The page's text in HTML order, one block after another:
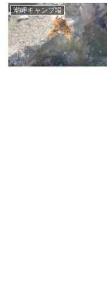
潮岬キャンプ場